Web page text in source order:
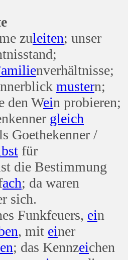
zuleiten; unser
nverhältnisse;
mustern;
den Wein probieren;
gleich
Goethekenner /
für
die Bestimmung
ach; da waren
sich.
Funkfeuers, ein
, mit einer
; das Kennzeichen